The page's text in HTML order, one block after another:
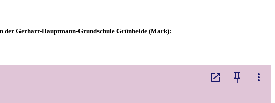
der Gerhart-Hauptmann-Grundschule Grünheide (Mark):